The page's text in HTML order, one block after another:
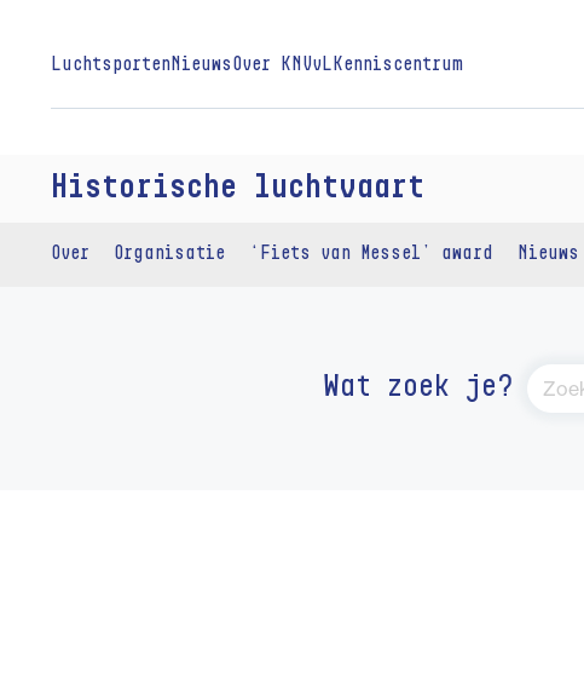
Luchtsporten Nieuws Over KNVvL Kenniscentrum
Historische luchtvaart
Over Organisatie ‘Fiets van Messel’ award Nieuws
Wat zoek je?